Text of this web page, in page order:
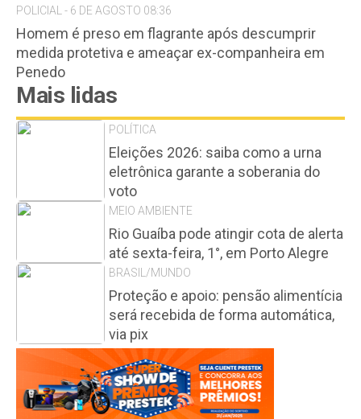
POLICIAL - 6 DE AGOSTO 08:36
Homem é preso em flagrante após descumprir
medida protetiva e ameaçar ex-companheira em
Penedo
Mais lidas
POLÍTICA
Eleições 2026: saiba como a urna
eletrônica garante a soberania do
voto
MEIO AMBIENTE
Rio Guaíba pode atingir cota de alerta
até sexta-feira, 1°, em Porto Alegre
BRASIL/MUNDO
Proteção e apoio: pensão alimentícia
será recebida de forma automática,
via pix